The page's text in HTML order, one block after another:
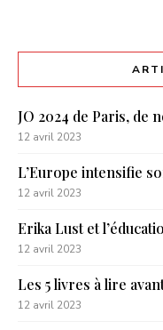
JO 2024 de Paris, de
12 avril 2023
L’Europe intensifie
12 avril 2023
Erika Lust et
12 avril 2023
Les 5 livres à lire
12 avril 2023